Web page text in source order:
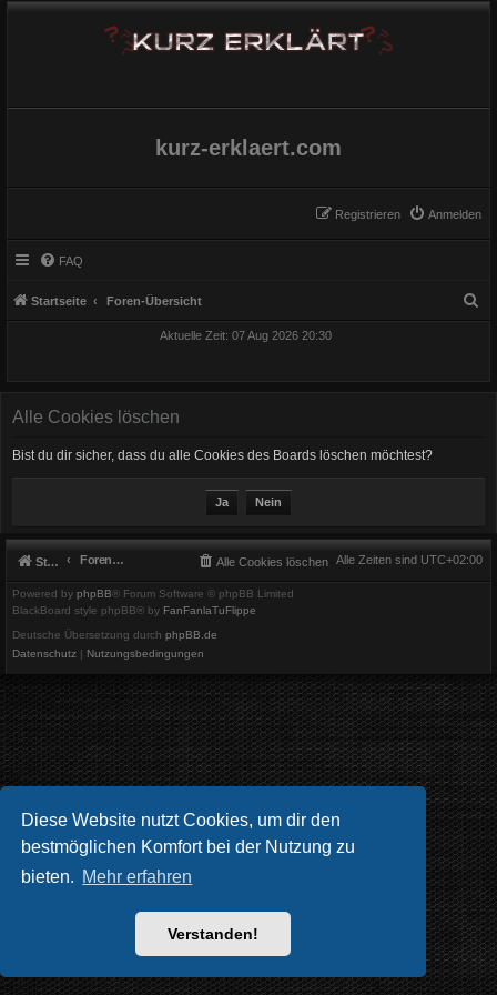
Diese Website nutzt Cookies, um dir den
bestmöglichen Komfort bei der Nutzung zu
bieten. Mehr erfahren
Verstanden!
kurz-erklaert.com
Anmelden
Registrieren
FAQ
Startseite Foren-Übersicht
Aktuelle Zeit: 07 Aug 2026 20:30
Alle Cookies löschen
Bist du dir sicher, dass du alle Cookies des Boards löschen möchtest?
Startseite Foren-Übersicht Alle Zeiten sind UTC+02:00
Alle Cookies löschen
Powered by phpBB® Forum Software © phpBB Limited
BlackBoard style phpBB® by FanFanlaTuFlippe
Deutsche Übersetzung durch phpBB.de
Datenschutz | Nutzungsbedingungen